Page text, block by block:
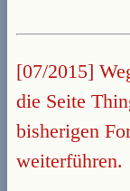
[07/2015]
die Seite
bisherigen
weiterführen.